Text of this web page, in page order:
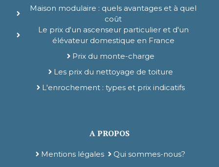
Maison modulaire : quels avantages et à quel
coût
Le prix d'un ascenseur particulier et d'un
élévateur domestique en France
Prix du monte-charge
Les prix du nettoyage de toiture
L'enrochement : types et prix indicatifs
A PROPOS
Mentions légales
Qui sommes-nous?